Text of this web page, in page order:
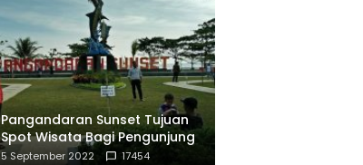
Pangandaran Sunset Tujuan
Spot Wisata Bagi Pengunjung
5 September 2022 17454